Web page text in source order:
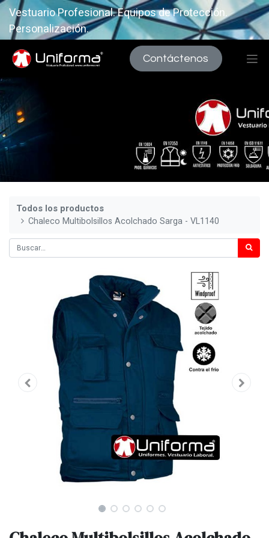
Vestuario Profesional. Equipos de Protección.
Personalización.
Contáctenos
Todos los productos
Chaleco Multibolsillos Acolchado Sarga - VL1140